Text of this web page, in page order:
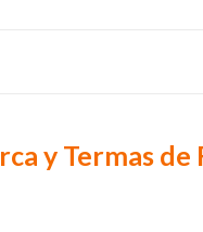
y Termas de